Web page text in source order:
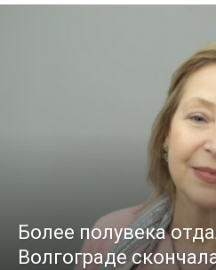
Более полувека
Волгограде